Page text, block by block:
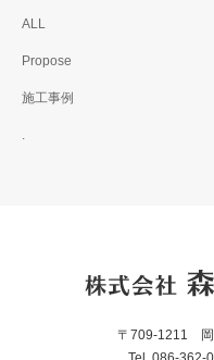
ALL
Propose
施工事例
.
〒709-1211 岡